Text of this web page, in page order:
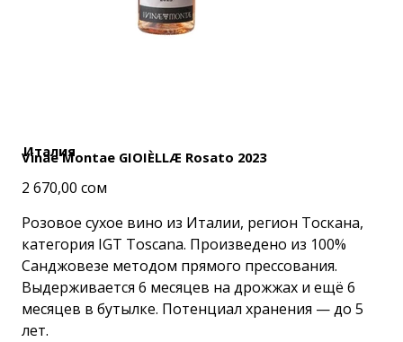
Vinae Montae GIOIÈLLÆ Rosato 2023
Цена
2 670,00 сом
Розовое сухое вино из Италии, регион Тоскана,
категория IGT Toscana. Произведено из 100%
Санджовезе методом прямого прессования.
Выдерживается 6 месяцев на дрожжах и ещё 6
месяцев в бутылке. Потенциал хранения — до 5
лет.
Италия